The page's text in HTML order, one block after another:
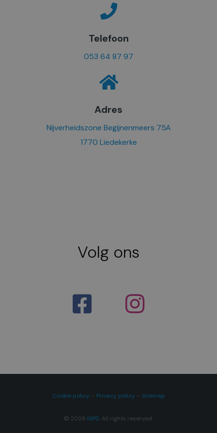
Telefoon
053 64 87 97
Adres
Nijverheidszone Begijnenmeers 75A
1770 Liedekerke
Volg ons
Cookie policy – Privacy policy – Sitemap
© 2026 ISPD . All rights reserved.